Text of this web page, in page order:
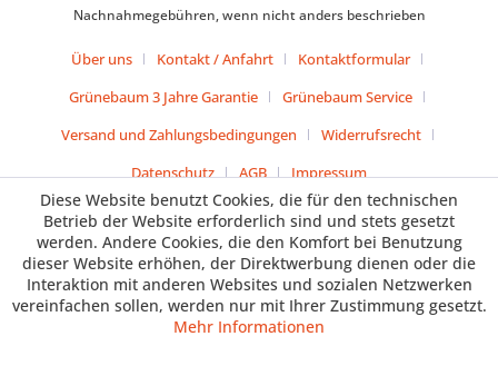
Nachnahmegebühren, wenn nicht anders beschrieben
Über uns Kontakt / Anfahrt
Kontaktformular
Grünebaum 3 Jahre Garantie
Grünebaum Service
Versand und Zahlungsbedingungen
Widerrufsrecht
Datenschutz
AGB Impressum
Diese Website benutzt Cookies, die für den technischen
Betrieb der Website erforderlich sind und stets gesetzt
werden. Andere Cookies, die den Komfort bei Benutzung
dieser Website erhöhen, der Direktwerbung dienen oder die
Interaktion mit anderen Websites und sozialen Netzwerken
vereinfachen sollen, werden nur mit Ihrer Zustimmung gesetzt.
Mehr Informationen